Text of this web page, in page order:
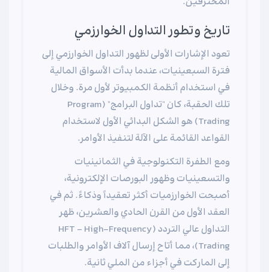
تاريخ وتطور التداول الخوارزمي
تعود الإشارات الأولى لظهور التداول الخوارزمي إلى
فترة السبعينيات، عندما بدأت الأسواق المالية
في استخدام أنظمة الكمبيوتر لأول مرة. وخلال
تلك الحقبة، كان "تداول البرامج" (Program
Trading) هو الشكل البدائي الأول لاستخدام
القواعد القائمة على الآلة لتنفيذ الأوامر.
ومع الطفرة التكنولوجية في الثمانينيات
والتسعينيات وظهور البورصات الإلكترونية،
أصبحت الخوارزميات أكثر تعقيداً وذكاءً. ثم في
العقد الأول من القرن الحادي والعشرين، ظهر
التداول عالي التردد (HFT - High-Frequency
Trading)، مما أتاح إرسال آلاف الأوامر والطلبات
إلى المارکت في أجزاء من الملي ثانية.